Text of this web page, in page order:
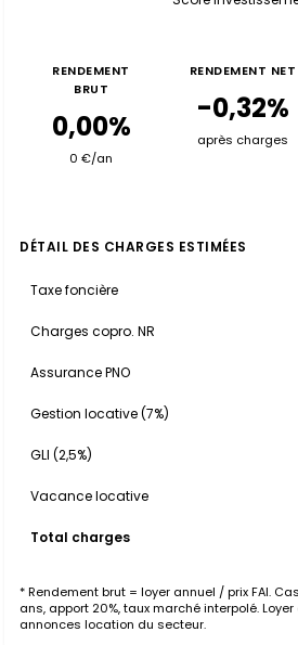
RENDEMENT
BRUT
0,00%
0 €/an
RENDEMENT NET
-0,32%
après charges
DÉTAIL DES CHARGES ESTIMÉES
Taxe foncière
Charges copro. NR
Assurance PNO
Gestion locative (7%)
GLI (2,5%)
Vacance locative
Total charges
* Rendement brut = loyer annuel / prix FAI.
ans, apport 20%, taux marché interpolé.
annonces location du secteur.